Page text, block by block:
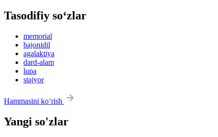
Tasodifiy so‘zlar
memorial
bajonidil
agalaktiya
dard-alam
lupa
stajyor
Hammasini ko‘rish
Yangi so'zlar